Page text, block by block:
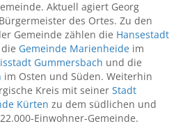
Aktuell agiert Georg
des Ortes. Zu den
Gemeinde zählen die Hansestadt
Gemeinde Marienheide im
Gummersbach und die
im Osten und Süden. Weiterhin
Kreis mit seiner Stadt
Kürten zu dem südlichen und
Einwohner-Gemeinde.